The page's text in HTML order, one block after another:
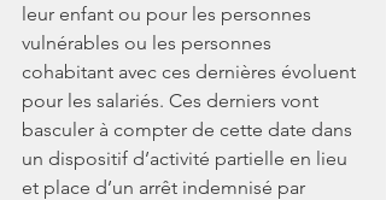
leur enfant ou pour les personnes
vulnérables ou les personnes
cohabitant avec ces dernières évoluent
pour les salariés. Ces derniers vont
basculer à compter de cette date dans
un dispositif d’activité partielle en lieu
et place d’un arrêt indemnisé par